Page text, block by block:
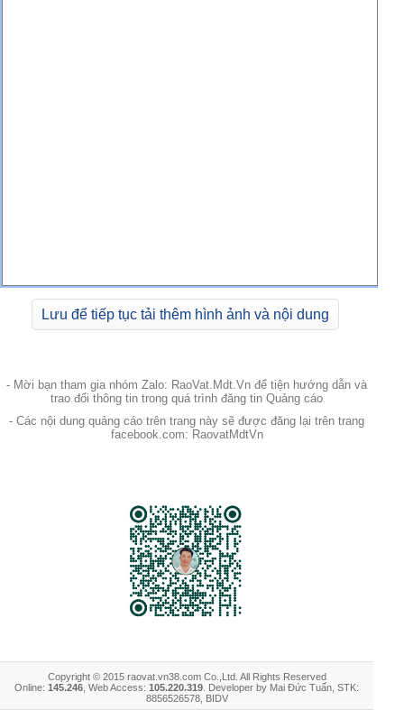
Lưu để tiếp tục tải thêm hình ảnh và nội dung
- Mời bạn tham gia nhóm Zalo: RaoVat.Mdt.Vn để tiện hướng dẫn và
trao đổi thông tin trong quá trình đăng tin Quảng cáo
- Các nội dung quảng cáo trên trang này sẽ được đăng lại trên trang
facebook.com: RaovatMdtVn
Copyright © 2015 raovat.vn38.com Co.,Ltd. All Rights Reserved
Online: 145.246 , Web Access: 105.220.319 . Developer by Mai Đức Tuấn, STK:
8856526578, BIDV